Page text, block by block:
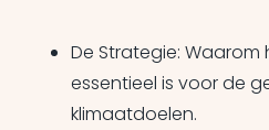
De Strategie:
essentieel is voor de
klimaatdoelen.